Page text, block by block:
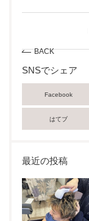
BACK
SNSでシェア
Facebook
はてブ
最近の投稿